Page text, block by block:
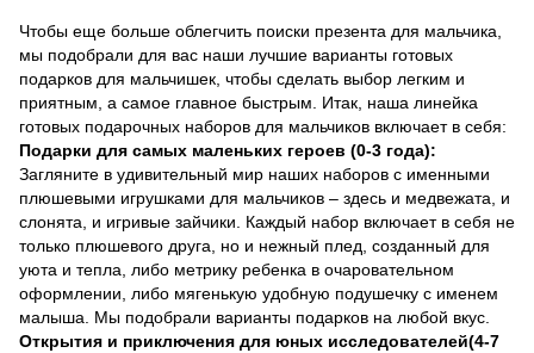
Чтобы еще больше облегчить поиски презента для мальчика,
мы подобрали для вас наши лучшие варианты готовых
подарков для мальчишек, чтобы сделать выбор легким и
приятным, а самое главное быстрым. Итак, наша линейка
готовых подарочных наборов для мальчиков включает в себя:
Подарки для самых маленьких героев (0-3 года):
Загляните в удивительный мир наших наборов с именными
плюшевыми игрушками для мальчиков – здесь и медвежата, и
слонята, и игривые зайчики. Каждый набор включает в себя не
только плюшевого друга, но и нежный плед, созданный для
уюта и тепла, либо метрику ребенка в очаровательном
оформлении, либо мягенькую удобную подушечку с именем
малыша. Мы подобрали варианты подарков на любой вкус.
Открытия и приключения для юных исследователей(4-7